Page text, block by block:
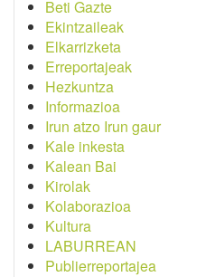
Beti Gazte
Ekintzaileak
Elkarrizketa
Erreportajeak
Hezkuntza
Informazioa
Irun atzo Irun gaur
Kale inkesta
Kalean Bai
Kirolak
Kolaborazioa
Kultura
LABURREAN
Publierreportajea